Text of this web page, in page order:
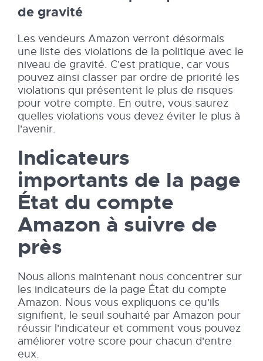
de gravité
Les vendeurs Amazon verront désormais
une liste des violations de la politique avec le
niveau de gravité. C'est pratique, car vous
pouvez ainsi classer par ordre de priorité les
violations qui présentent le plus de risques
pour votre compte. En outre, vous saurez
quelles violations vous devez éviter le plus à
l'avenir.
Indicateurs
importants de la page
État du compte
Amazon à suivre de
près
Nous allons maintenant nous concentrer sur
les indicateurs de la page État du compte
Amazon. Nous vous expliquons ce qu'ils
signifient, le seuil souhaité par Amazon pour
réussir l'indicateur et comment vous pouvez
améliorer votre score pour chacun d'entre
eux.